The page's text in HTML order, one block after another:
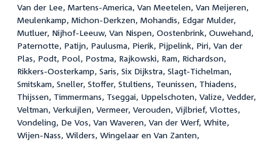
Van der Lee, Martens-America, Van Meetelen, Van Meijeren,
Meulenkamp, Michon-Derkzen, Mohandis, Edgar Mulder,
Mutluer, Nijhof-Leeuw, Van Nispen, Oostenbrink, Ouwehand,
Paternotte, Patijn, Paulusma, Pierik, Pijpelink, Piri, Van der
Plas, Podt, Pool, Postma, Rajkowski, Ram, Richardson,
Rikkers-Oosterkamp, Saris, Six Dijkstra, Slagt-Tichelman,
Smitskam, Sneller, Stoffer, Stultiens, Teunissen, Thiadens,
Thijssen, Timmermans, Tseggai, Uppelschoten, Valize, Vedder,
Veltman, Verkuijlen, Vermeer, Verouden, Vijlbrief, Vlottes,
Vondeling, De Vos, Van Waveren, Van der Werf, White,
Wijen-Nass, Wilders, Wingelaar en Van Zanten,